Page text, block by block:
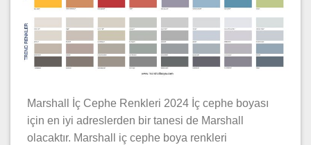
Marshall İç Cephe Renkleri 2024 İç cephe boyası
için en iyi adreslerden bir tanesi de Marshall
olacaktır. Marshall iç cephe boya renkleri